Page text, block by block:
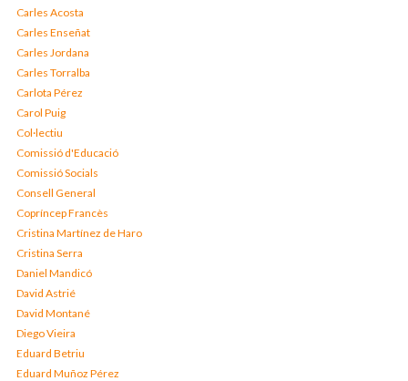
Carles Acosta
Carles Enseñat
Carles Jordana
Carles Torralba
Carlota Pérez
Carol Puig
Col·lectiu
Comissió d'Educació
Comissió Socials
Consell General
Copríncep Francès
Cristina Martínez de Haro
Cristina Serra
Daniel Mandicó
David Astrié
David Montané
Diego Vieira
Eduard Betriu
Eduard Muñoz Pérez